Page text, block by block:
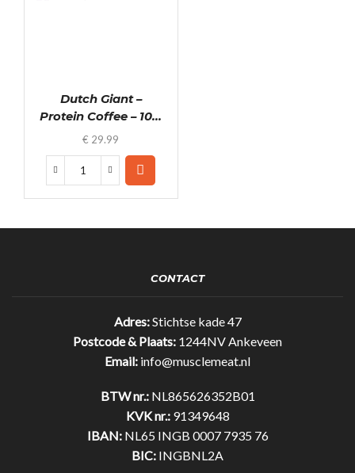
Dutch Giant –
Protein Coffee – 10...
€ 29.99
Dutch
quantity
CONTACT
Adres:Stichtse kade 47
Postcode & Plaats: 1244NV Ankeveen
Email: info@musclemeat.nl
BTW nr.:NL865626352B01
KVK nr.:91349648
IBAN:NL65 INGB 0007 7935 76
BIC: INGBNL2A